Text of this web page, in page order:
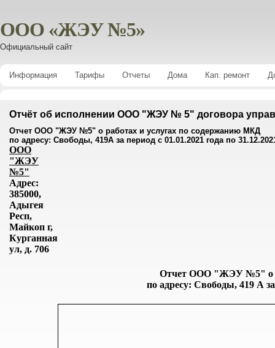
ООО «ЖЭУ №5»
Официальный сайт
Информация Тарифы Отчеты Дома Кап. ремонт
Отчёт об исполнении ООО "ЖЭУ № 5" договора
Отчет ООО "ЖЭУ №5" о работах и услугах по содержанию МКД
по адресу: Свободы, 419А за период с 01.01.2021 года по
ООО
"ЖЭУ
№5"
Адрес:
385000,
Адыгея
Респ,
Майкоп г,
Курганная
ул, д. 706
Отчет ООО "ЖЭУ №5" о
по адресу: Свободы, 419 А за